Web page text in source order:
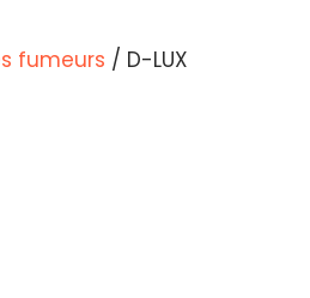
fumeurs / D-LUX